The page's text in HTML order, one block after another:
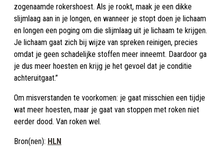
zogenaamde rokershoest. Als je rookt, maak je een dikke
slijmlaag aan in je longen, en wanneer je stopt doen je lichaam
en longen een poging om die slijmlaag uit je lichaam te krijgen.
Je lichaam gaat zich bij wijze van spreken reinigen, precies
omdat je geen schadelijke stoffen meer inneemt. Daardoor ga
je dus meer hoesten en krijg je het gevoel dat je conditie
achteruitgaat.”
Om misverstanden te voorkomen: je gaat misschien een tijdje
wat meer hoesten, maar je gaat van stoppen met roken niet
eerder dood. Van roken wel.
Bron(nen): HLN